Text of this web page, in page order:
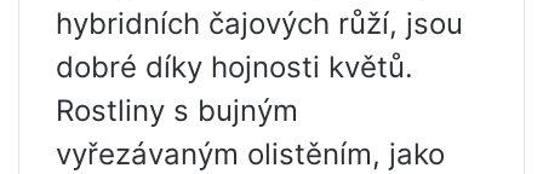
hybridních čajových růží, jsou
dobré díky hojnosti květů.
Rostliny s bujným
vyřezávaným olistěním, jako